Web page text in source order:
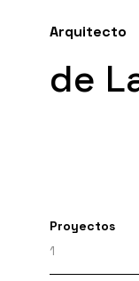
Arquitecto
de
Proyectos
1